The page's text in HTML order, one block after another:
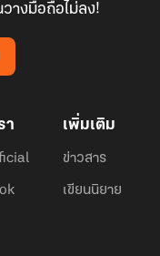
างมือถือไม่ลง!
า เพิ่มเติม
ข่าวสาร
เขียนนิยาย